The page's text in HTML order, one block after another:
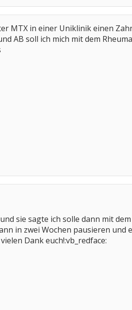
MTX in einer Uniklinik einen
AB soll ich mich mit dem
sie sagte ich solle dann mit
in zwei Wochen pausieren und
Dank euch!:vb_redface: